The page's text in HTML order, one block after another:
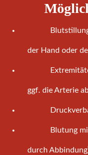
der Hand oder
ggf. die Arterie
Blutung
durch